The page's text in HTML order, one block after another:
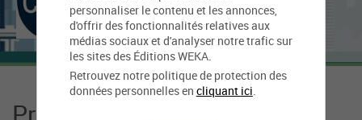
personnaliser le contenu et les annonces,
d'offrir des fonctionnalités relatives aux
médias sociaux et d'analyser notre trafic sur
les sites des Éditions WEKA.
Retrouvez notre politique de protection des
données personnelles en cliquant ici.
de la recherche
scientifique